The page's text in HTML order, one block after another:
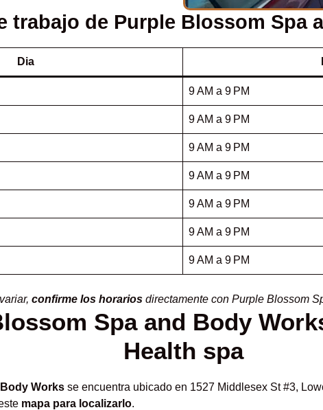
trabajo de Purple Blossom Spa
Dia
9 AM a 9 PM
9 AM a 9 PM
9 AM a 9 PM
9 AM a 9 PM
9 AM a 9 PM
9 AM a 9 PM
9 AM a 9 PM
confirme los horarios directamente con Purple Blossom
Spa and Body
Health spa
Works se encuentra ubicado en 1527 Middlesex St #3,
mapa para localizarlo.